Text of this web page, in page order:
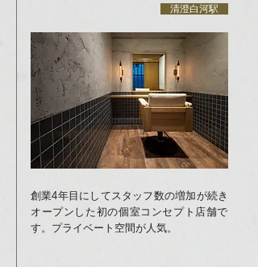
清澄白河駅
創業4年目にしてスタッフ数の増加が続き
オープンした初の個室コンセプト店舗で
す。プライベート空間が人気。